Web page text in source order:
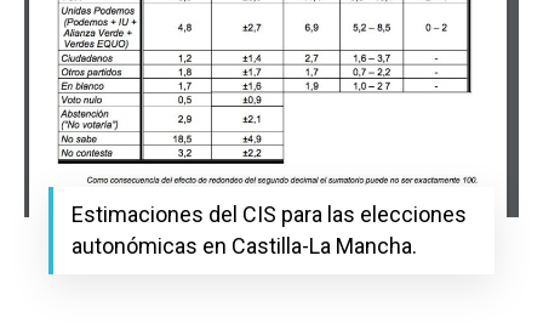
Estimaciones del CIS para las elecciones
autonómicas en Castilla-La Mancha.